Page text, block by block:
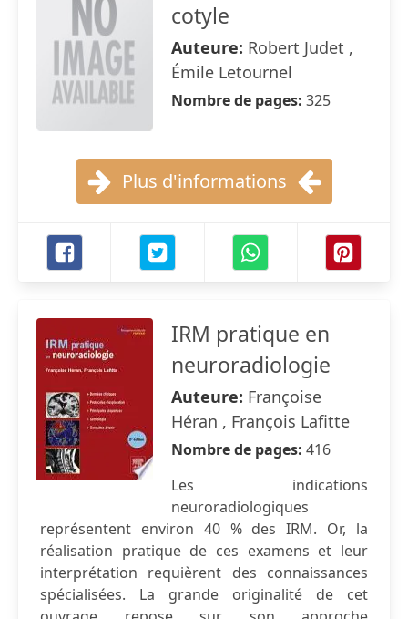
cotyle
Auteure: Robert Judet ,
Émile Letournel
Nombre de pages: 325
Plus d'informations
IRM pratique en
neuroradiologie
Auteure: Françoise
Héran , François Lafitte
Nombre de pages: 416
Les indications
neuroradiologiques
représentent environ 40 % des IRM. Or, la
réalisation pratique de ces examens et leur
interprétation requièrent des connaissances
spécialisées. La grande originalité de cet